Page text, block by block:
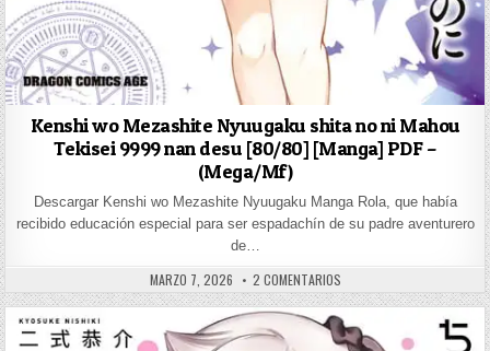
Kenshi wo Mezashite Nyuugaku shita no ni Mahou
Tekisei 9999 nan desu [80/80] [Manga] PDF –
(Mega/Mf)
Descargar Kenshi wo Mezashite Nyuugaku Manga Rola, que había
recibido educación especial para ser espadachín de su padre aventurero
de…
PUBLISHED DATE:
MARZO 7, 2026 2 COMENTARIOSEN KENSHI WO MEZASHITE